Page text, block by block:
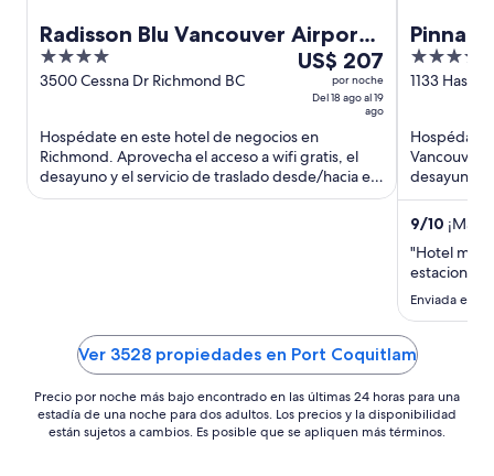
Radisson Blu Vancouver Airport
Hotel & Marina
4
out
5
3500 Cessna Dr Richmond BC
Del
ago
19
ago,
el
US$ 207
US$ 207
por noche
Del 18 ago al 19
ago
Hospédate en este hotel de negocios en
Richmond. Aprovecha el acceso a wifi gratis, el
desayuno y el servicio de traslado desde/hacia el
aeropuerto gratis. Nuestros ...
4
out
5
1133
Hospédate
Vancouver.
desayuno y
destacan el
9/10
"Hotel muy
Enviada el 5
Ver 3528 propiedades en Port Coquitlam
Precio por noche más bajo encontrado en las últimas 24 horas para una
estadía de una noche para dos adultos. Los precios y la disponibilidad
están sujetos a cambios. Es posible que se apliquen más términos.